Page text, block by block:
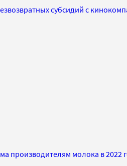
субсидий с
производителям молока в 2022